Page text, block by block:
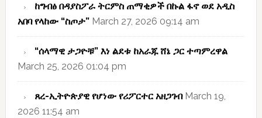
ከግብፅ በዳያስፖራ ትርምስ ጠማቂዎች በኩል ፋኖ ወደ አዲስ
አበባ የላከው “ስጦታ” March 27, 2026 09:14 am
“ሰላማዊ ታጋዮቹ” እነ ልደቱ ከአራጁ ሸኔ ጋር ተጣምረዋል
March 25, 2026 01:04 pm
ጸረ-ኢትዮጵያዊ የሆነው የሪፖርተር አዘጋገብ March 19,
2026 11:54 am